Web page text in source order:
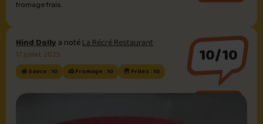
fromage frais.
Hind Dollya notéLa Récré Restaurant
17 juillet 2025
🍯 Sauce : 10 🧀 Fromage : 10 🍟 Frites : 10
10/10